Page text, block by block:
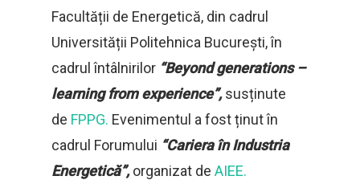
Facultății de Energetică, din cadrul
Universității Politehnica București, în
cadrul întâlnirilor “Beyond generations –
learning from experience”,susținute
de FPPG. Evenimentul a fost ținut în
cadrul Forumului “Cariera în Industria
Energetică”,organizat de AIEE.